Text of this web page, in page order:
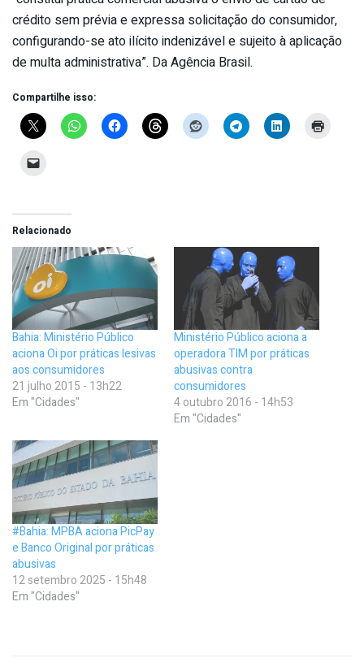
crédito sem prévia e expressa solicitação do consumidor,
configurando-se ato ilícito indenizável e sujeito à aplicação
de multa administrativa”. Da Agência Brasil.
Compartilhe isso:
Relacionado
Bahia: Ministério Público
aciona Oi por práticas lesivas
aos consumidores
21 julho 2015 - 13h22
Em "Cidades"
Ministério Público aciona a
operadora TIM por práticas
abusivas contra
consumidores
4 outubro 2016 - 14h53
Em "Cidades"
#Bahia: MPBA aciona PicPay
e Banco Original por práticas
abusivas
12 setembro 2025 - 15h48
Em "Cidades"